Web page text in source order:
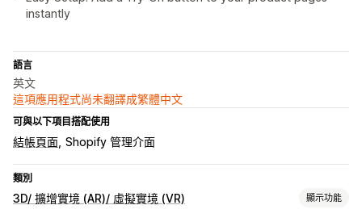
instantly
語言
英文
這項應用程式尚未翻譯成繁體中文
可與以下項目搭配使用
結帳頁面 Shopify 管理介面
類別
3D/ 擴增實境 (AR)/ 虛擬實境 (VR) 顯示功能